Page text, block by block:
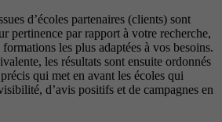
d’écoles partenaires (clients) sont
pertinence par rapport à votre recherche,
les plus adaptées à vos besoins.
les résultats sont ensuite ordonnés
qui met en avant les écoles qui
d’avis positifs et de campagnes en